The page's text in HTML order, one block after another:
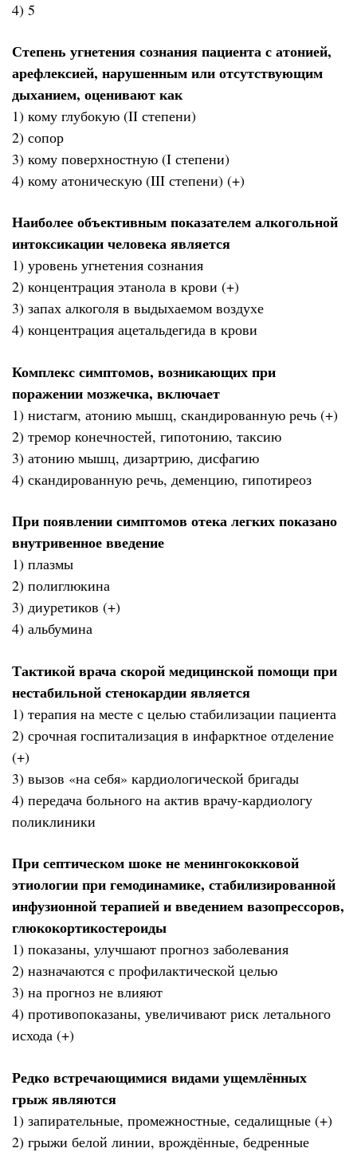
4) 5
Степень угнетения сознания пациента с атонией,
арефлексией, нарушенным или отсутствующим
дыханием, оценивают как
1) кому глубокую (II степени)
2) сопор
3) кому поверхностную (I степени)
4) кому атоническую (III степени) (+)
Наиболее объективным показателем алкогольной
интоксикации человека является
1) уровень угнетения сознания
2) концентрация этанола в крови (+)
3) запах алкоголя в выдыхаемом воздухе
4) концентрация ацетальдегида в крови
Комплекс симптомов, возникающих при
поражении мозжечка, включает
1) нистагм, атонию мышц, скандированную речь (+)
2) тремор конечностей, гипотонию, таксию
3) атонию мышц, дизартрию, дисфагию
4) скандированную речь, деменцию, гипотиреоз
При появлении симптомов отека легких показано
внутривенное введение
1) плазмы
2) полиглюкина
3) диуретиков (+)
4) альбумина
Тактикой врача скорой медицинской помощи при
нестабильной стенокардии является
1) терапия на месте с целью стабилизации пациента
2) срочная госпитализация в инфарктное отделение
(+)
3) вызов «на себя» кардиологической бригады
4) передача больного на актив врачу-кардиологу
поликлиники
При септическом шоке не менингококковой
этиологии при гемодинамике, стабилизированной
инфузионной терапией и введением вазопрессоров,
глюкокортикостероиды
1) показаны, улучшают прогноз заболевания
2) назначаются с профилактической целью
3) на прогноз не влияют
4) противопоказаны, увеличивают риск летального
исхода (+)
Редко встречающимися видами ущемлённых
грыж являются
1) запирательные, промежностные, седалищные (+)
2) грыжи белой линии, врождённые, бедренные